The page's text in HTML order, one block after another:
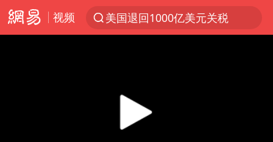
视频
美国退回1000亿美元关税
台风白海豚可能在浙江登陆
38岁山东财大教授刘海明逝世